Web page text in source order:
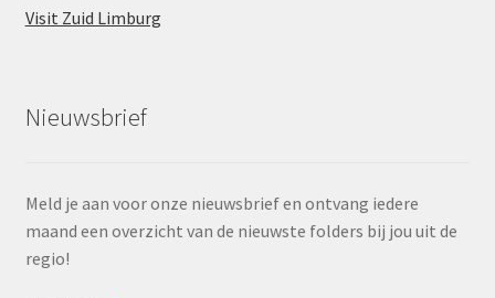
Visit Zuid Limburg
Nieuwsbrief
Meld je aan voor onze nieuwsbrief en ontvang iedere
maand een overzicht van de nieuwste folders bij jou uit de
regio!